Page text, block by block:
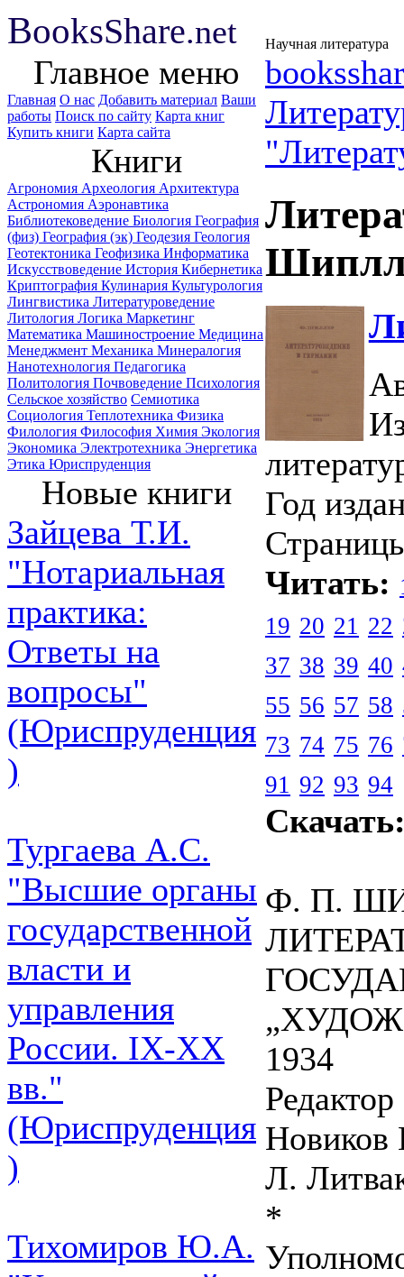
BooksShare.net Научная литература
Главное меню
Главная О нас Добавить материал Ваши
работы Поиск по сайту Карта книг
Купить книги Карта сайта
Книги
Агрономия Археология Архитектура
Астрономия Аэронавтика
Библиотековедение Биология География
(физ) География (эк) Геодезия Геология
Геотектоника Геофизика Информатика
Искусствоведение История Кибернетика
Криптография Кулинария Культурология
Лингвистика Литературоведение
Литология Логика Маркетинг
Математика Машиностроение Медицина
Менеджмент Механика Минералогия
Нанотехнология Педагогика
Политология Почвоведение Психология
Сельское хозяйство Семиотика
Социология Теплотехника Физика
Филология Философия Химия Экология
Экономика Электротехника Энергетика
Этика Юриспруденция
Новые книги
Зайцева Т.И.
"Нотариальная
практика:
Ответы на
вопросы"
(Юриспруденция
)
Тургаева А.С.
"Высшие органы
государственной
власти и
управления
России. IХ-ХХ
вв."
(Юриспруденция
)
Тихомиров Ю.А.
Год
Читать:
19 20 21 22
37 38 39 40
55 56 57 58
73 74 75 76
91 92 93 94
Ф. П.
1934
Новиков
Л.
*